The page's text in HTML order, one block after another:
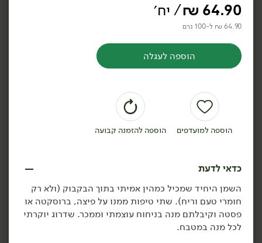
750 מ״ל
הוספה לסל
יח׳ יח׳
/ יח׳
שמן זית קורונייקי - 'עץ
השדה'
(ראשון המסיק)
750 מ״ל
/ יח׳
שמן זית קורטינה - 'עץ
השדה'
750 מ״ל
64.90
₪/ יח׳
64.90 ₪ ל-100 גרם
הוספה לעגלה
הוספה למועדפים הוספה להזמנה קבועה
כדאי לדעת
השמן היחיד שמכיל כמהין אמיתי בתוך הבקבוק (ולא רק
חומרי טעם וריח). שתי טיפות ממנו על פיצה, ברוסקטה או
פסטה וקיבלתם מנה בניחוח עוצמתי וממכר. שדרוג יוקרתי
לכל מנה במטבח.